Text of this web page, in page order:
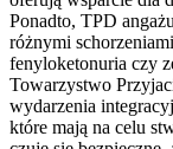
Ponadto, TPD
różnymi
fenyloketonuria czy
Towarzystwo
wydarzenia
które mają na celu